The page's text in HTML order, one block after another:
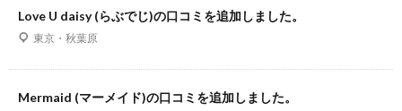
Love U daisy (らぶでじ)の口コミを追加しました。
東京・秋葉原
Mermaid (マーメイド)の口コミを追加しました。